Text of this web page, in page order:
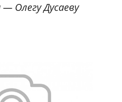
Олегу Дусаеву